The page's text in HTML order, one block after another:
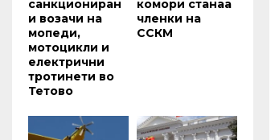
санкциониран
и возачи на
мопеди,
мотоцикли и
електрични
тротинети во
Тетово
комори станаа
членки на
ССКМ